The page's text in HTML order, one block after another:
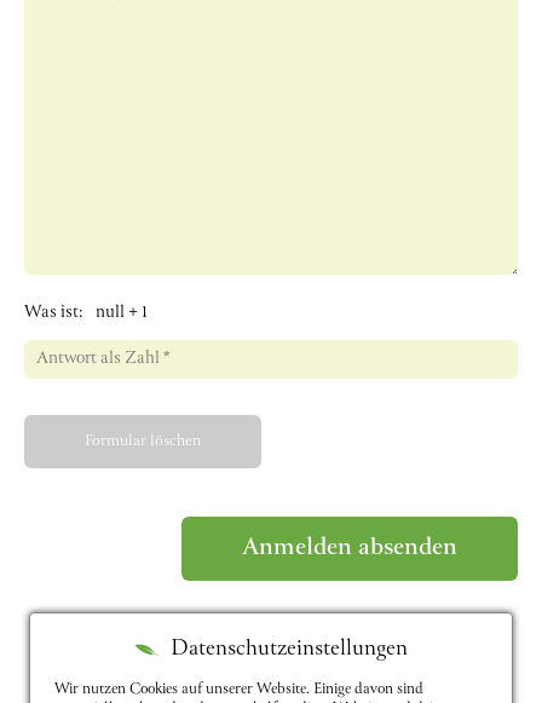
Was ist: null + 1
Formular löschen
Datenschutzeinstellungen
Wir nutzen Cookies auf unserer Website. Einige davon sind